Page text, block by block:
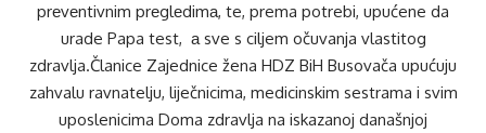
prеvеntivnim prеglеdimа, te, prema potrebi, upućene da
urade Papa test, а sve s ciljem očuvanja vlastitog
zdravlja.Članice Zajednice žena HDZ BiH Busovača upućuju
zahvalu ravnatelju, liječnicima, medicinskim sestrama i svim
uposlenicima Doma zdravlja na iskazanoj današnjoj